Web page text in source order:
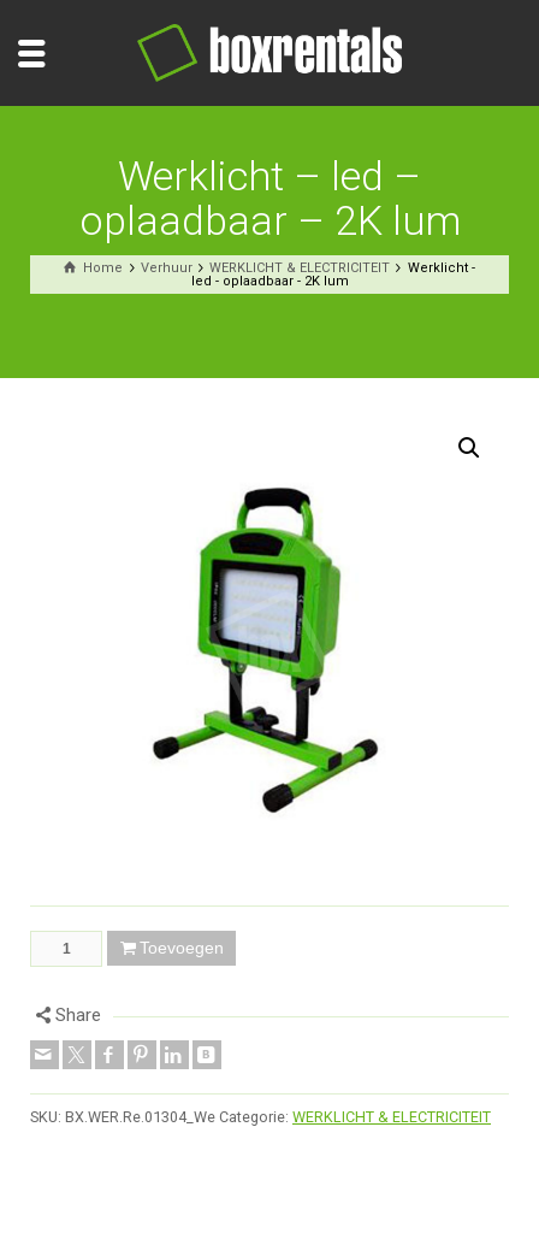
Werklicht – led –
oplaadbaar – 2K lum
Home Verhuur WERKLICHT & ELECTRICITEIT
Werklicht -
led - oplaadbaar - 2K lum
Toevoegen
Share
SKU: BX.WER.Re.01304_We Categorie: WERKLICHT & ELECTRICITEIT